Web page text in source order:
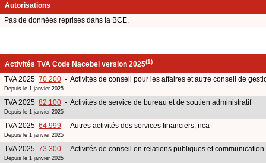
Autorisations
Pas de données reprises dans la BCE.
Activités TVA Code Nacebel version 2025(1)
TVA 2025 70.200 - Activités de conseil pour les affaires et autre conseil de
Depuis le 1 janvier 2025
TVA 2025 82.100 - Activités de service de bureau et de soutien administratif
Depuis le 1 janvier 2025
TVA 2025 64.999 - Autres activités des services financiers, nca
Depuis le 1 janvier 2025
TVA 2025 73.300 - Activités de conseil en relations publiques et communication
Depuis le 1 janvier 2025